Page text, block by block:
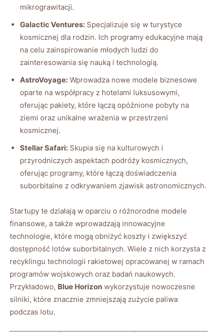
mikrograwitacji.
Galactic​ Ventures: Specjalizuje⁣ się w turystyce
kosmicznej dla rodzin. Ich programy edukacyjne mają
na celu zainspirowanie młodych ludzi do
zainteresowania się nauką i technologią.
AstroVoyage: Wprowadza ‌nowe ⁣modele‍ biznesowe
‍oparte na współpracy​ z hotelami luksusowymi,
oferując pakiety, które łączą‍ opóźnione​ pobyty na​
ziemi oraz ⁣unikalne‍ wrażenia w ‍przestrzeni⁢
kosmicznej.
Stellar Safari: Skupia się na kulturowych i
przyrodniczych aspektach podróży kosmicznych,
⁢oferując⁤ programy, które łączą doświadczenia
⁢suborbitalne z odkrywaniem zjawisk astronomicznych.
Startupy te działają ‍w oparciu o ⁤różnorodne modele
finansowe, a ​także wprowadzają ⁤innowacyjne
technologie, które mogą⁣ obniżyć koszty i zwiększyć
dostępność lotów suborbitalnych. Wiele ⁣z nich korzysta ​z
recyklingu technologii rakietowej ​opracowanej ​w ⁤ramach
programów ⁢wojskowych oraz badań naukowych.
Przykładowo, Blue Horizon wykorzystuje nowoczesne​
silniki, które znacznie zmniejszają zużycie paliwa
podczas lotu.